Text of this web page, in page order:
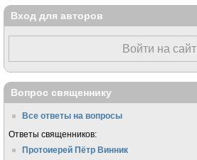
Вход для авторов
Войти на сайт
Вопрос священнику
Все ответы на вопросы
Ответы священников:
Протоиерей Пётр Винник